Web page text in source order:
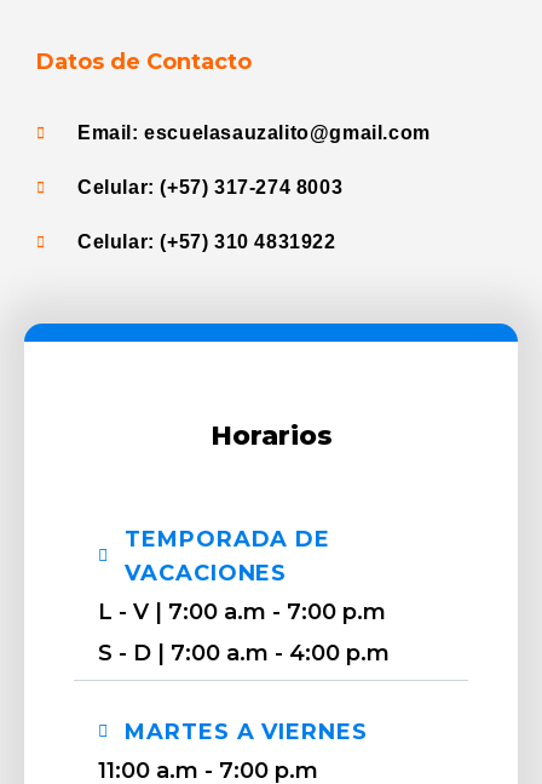
Datos de Contacto
Email: escuelasauzalito@gmail.com
Celular: (+57) 317-274 8003
Celular: (+57) 310 4831922
Horarios
TEMPORADA DE
VACACIONES
L - V | 7:00 a.m - 7:00 p.m
S - D | 7:00 a.m - 4:00 p.m
MARTES A VIERNES
11:00 a.m - 7:00 p.m